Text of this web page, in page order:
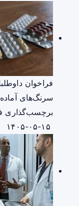
فراخوان
سرنگ‌های
برچسب‌گذاری